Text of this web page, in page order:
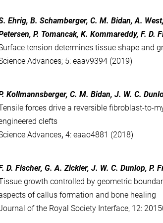
Ehrig, B. Schamberger, C. M. Bidan, A.
P. Tomancak, K. Kommareddy, F. D.
tension determines tissue shape and
Advances; 5: eaav9394 (2019)
Kollmannsberger, C. M. Bidan, J. W. C.
forces drive a reversible fibroblast-to-
clefts
Advances,4: eaao4881 (2018)
D. Fischer, G. A. Zickler, J. W. C. Dunlop, P.
growth controlled by geometric
of callus formation and bone healing
of the Royal Society Interface, 12: